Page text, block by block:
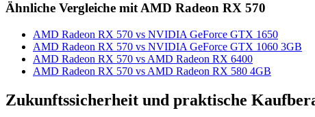
Ähnliche Vergleiche mit AMD Radeon RX 570
AMD Radeon RX 570 vs NVIDIA GeForce GTX 1650
AMD Radeon RX 570 vs NVIDIA GeForce GTX 1060 3GB
AMD Radeon RX 570 vs AMD Radeon RX 6400
AMD Radeon RX 570 vs AMD Radeon RX 580 4GB
Zukunftssicherheit und praktische